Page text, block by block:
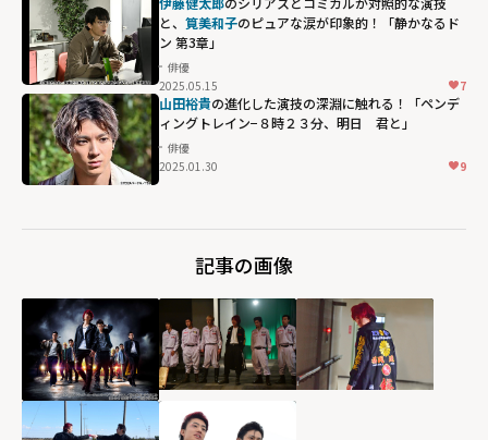
ドラゴンフェニ
ックス甲子園』
レポート"
width="304"
height="203"
loading="lazy"
fetchpriority="h
と、 筧美和子のピュアな涙が印象的！「静かなるド
ン 第3章」
俳優
2025.05.15
7
山田裕貴の進化した演技の深淵に触れる！「ペンデ
ィングトレイン−８時２３分、明日 君と」
俳優
2025.01.30
9
記事の画像